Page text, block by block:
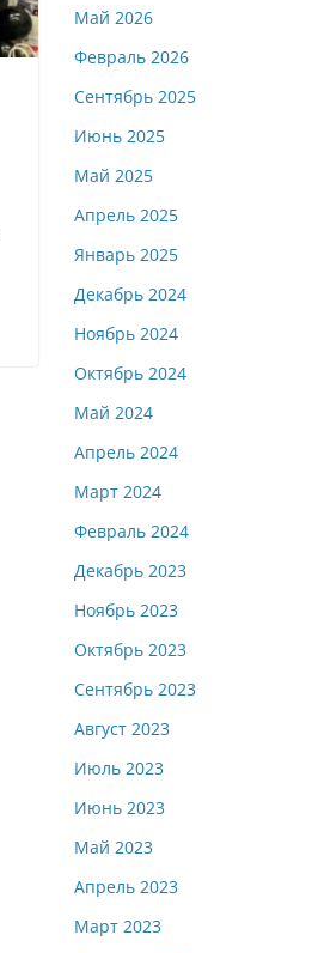
Май 2026
Февраль 2026
Сентябрь 2025
Июнь 2025
Май 2025
Апрель 2025
Январь 2025
Декабрь 2024
Ноябрь 2024
Октябрь 2024
Май 2024
Апрель 2024
Март 2024
Февраль 2024
Декабрь 2023
Ноябрь 2023
Октябрь 2023
Сентябрь 2023
Август 2023
Июль 2023
Июнь 2023
Май 2023
Апрель 2023
Март 2023